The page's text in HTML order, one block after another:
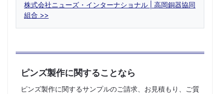
株式会社ニューズ・インターナショナル | 高岡銅器協同
組合
ピンズ製作に関することなら
ピンズ製作に関するサンプルのご請求、お見積もり、ご質